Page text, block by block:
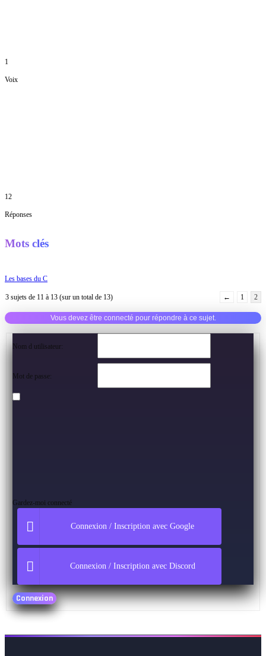
1
Voix
12
Réponses
Mots clés
Les bases du C
3 sujets de 11 à 13 (sur un total de 13) ← 1 2
Vous devez être connecté pour répondre à ce sujet.
Nom d utilisateur:
Mot de passe:
Gardez-moi connecté
Connexion / Inscription avec Google
Connexion / Inscription avec Discord
Connexion